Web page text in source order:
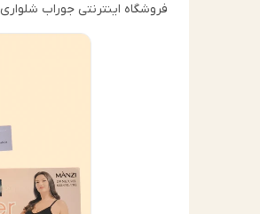
فروشگاه اینترنتی جوراب شلواری